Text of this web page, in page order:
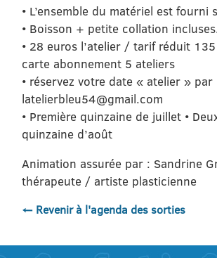
• L’ensemble du matériel est fourni
• Boisson + petite collation
• 28 euros l’atelier / tarif réduit
carte abonnement 5 ateliers
• réservez votre date « atelier » par
latelierbleu54@gmail.com
• Première quinzaine de juillet •
quinzaine d’août
Animation assurée par : Sandrine
thérapeute / artiste plasticienne
← Revenir à l'agenda des sorties